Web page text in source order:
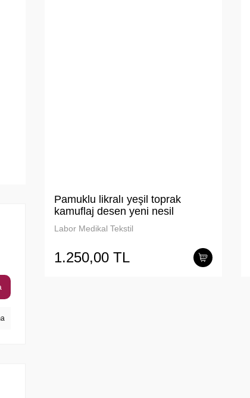
Pamuklu likralı yeşil toprak
kamuflaj desen yeni nesil
fermuarlı mont unisex
Labor Medikal Tekstil
1.250,00 TL